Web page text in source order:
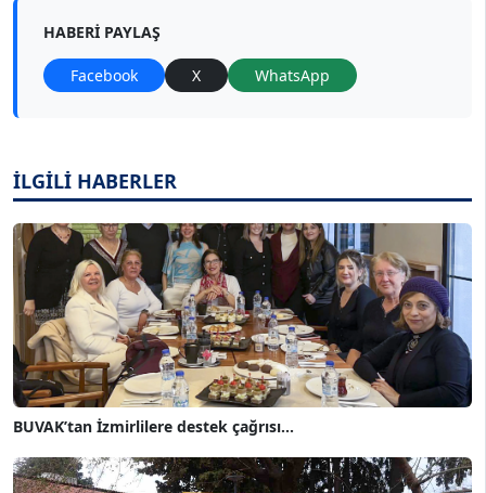
HABERI PAYLAŞ
Facebook X WhatsApp
İLGİLİ HABERLER
BUVAK’tan İzmirlilere destek çağrısı...